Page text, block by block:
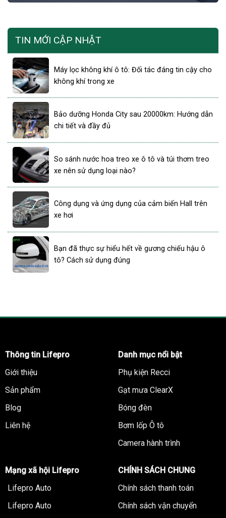
TIN MỚI CẬP NHẬT
Máy lọc không khí ô tô: Đối tác đáng tin cậy cho
không khí trong xe
Bảo dưỡng Honda City sau 20000km: Hướng dẫn
chi tiết và đầy đủ
So sánh nước hoa treo xe ô tô và túi thơm treo
xe nên sử dụng loại nào?
Công dụng và ứng dụng của cảm biến Hall trên
xe hơi
Bạn đã thực sự hiểu hết về gương chiếu hậu ô
tô? Cách sử dụng đúng
Thông tin Lifepro
Giới thiệu
Sản phẩm
Blog
Liên hệ
Danh mục nổi bật
Phụ kiện Recci
Gạt mưa ClearX
Bóng đèn
Bơm lốp Ô tô
Camera hành trình
Mạng xã hội Lifepro
Lifepro Auto
Lifepro Auto
CHÍNH SÁCH CHUNG
Chính sách thanh toán
Chính sách vận chuyển